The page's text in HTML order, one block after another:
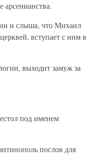
арсенианства.
и слыша, что Михаил
вступает с ним в
выходит замуж за
под именем
послов для